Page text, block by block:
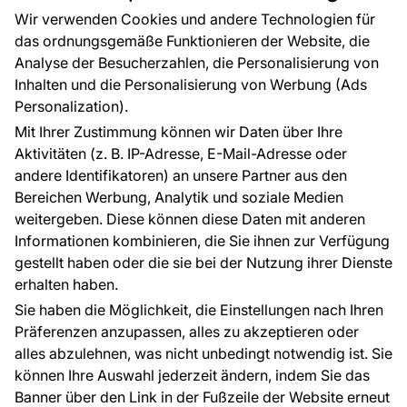
Wir verwenden Cookies und andere Technologien für
das ordnungsgemäße Funktionieren der Website, die
Analyse der Besucherzahlen, die Personalisierung von
Inhalten und die Personalisierung von Werbung (Ads
Personalization).
Mit Ihrer Zustimmung können wir Daten über Ihre
Aktivitäten (z. B. IP-Adresse, E-Mail-Adresse oder
andere Identifikatoren) an unsere Partner aus den
Bereichen Werbung, Analytik und soziale Medien
weitergeben. Diese können diese Daten mit anderen
Informationen kombinieren, die Sie ihnen zur Verfügung
gestellt haben oder die sie bei der Nutzung ihrer Dienste
erhalten haben.
Sie haben die Möglichkeit, die Einstellungen nach Ihren
Präferenzen anzupassen, alles zu akzeptieren oder
alles abzulehnen, was nicht unbedingt notwendig ist. Sie
können Ihre Auswahl jederzeit ändern, indem Sie das
Banner über den Link in der Fußzeile der Website erneut
Großhandel
Raumvisualisierung
Tapetenmuster
FÜR SIE
Blog
EU-Projekte
Ratschläge und Tipps
FAQ
ÜBER DAS UNTERNEHMEN
Kontakt
Haben Sie Fragen? Wir helfen Ihnen gerne weiter
und beraten Sie persönlich.
+49 781 95633072
service@tapeteneshop.de